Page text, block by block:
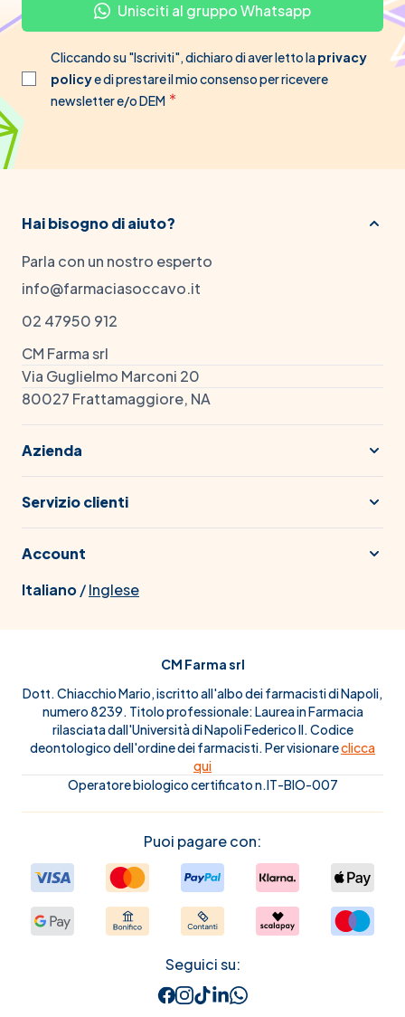
Unisciti al gruppo Whatsapp
Cliccando su "Iscriviti", dichiaro di aver letto laprivacy
policye di prestare il mio consenso per ricevere
newsletter e/o DEM
Hai bisogno di aiuto?
Parla con un nostro esperto
info@farmaciasoccavo.it
02 47950 912
CM Farma srl
Via Guglielmo Marconi 20
80027 Frattamaggiore, NA
Azienda
Servizio clienti
Account
Italiano/Inglese
CM Farma srl
Dott. Chiacchio Mario, iscritto all'albo dei farmacisti di Napoli,
numero 8239. Titolo professionale: Laurea in Farmacia
rilasciata dall'Università di Napoli Federico II. Codice
deontologico dell'ordine dei farmacisti. Per visionareclicca
qui
Operatore biologico certificato n.IT-BIO-007
Puoi pagare con:
Seguici su: